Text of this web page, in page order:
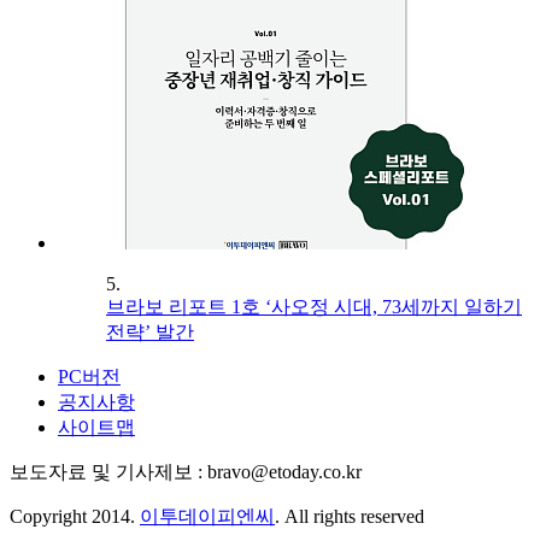
5.
브라보 리포트 1호 ‘사오정 시대, 73세까지 일하기
전략’ 발간
PC버전
공지사항
사이트맵
보도자료 및 기사제보 : bravo@etoday.co.kr
Copyright 2014. 이투데이피엔씨 . All rights reserved